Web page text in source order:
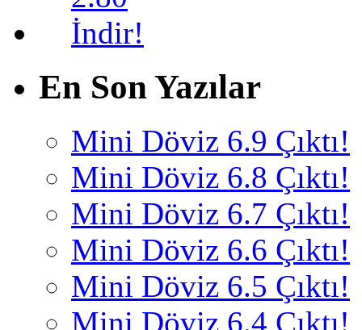
En Son Yazılar
Mini Döviz 6.9 Çıktı!
Mini Döviz 6.8 Çıktı!
Mini Döviz 6.7 Çıktı!
Mini Döviz 6.6 Çıktı!
Mini Döviz 6.5 Çıktı!
Mini Döviz 6.4 Çıktı!